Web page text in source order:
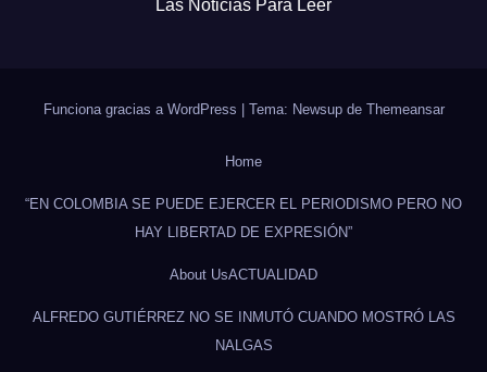
Las Noticias Para Leer
Funciona gracias a WordPress Tema: Newsup de Themeansar
Home
“EN COLOMBIA SE PUEDE EJERCER EL PERIODISMO PERO NO
HAY LIBERTAD DE EXPRESIÓN”
About UsACTUALIDAD
ALFREDO GUTIÉRREZ NO SE INMUTÓ CUANDO MOSTRÓ LAS
NALGAS